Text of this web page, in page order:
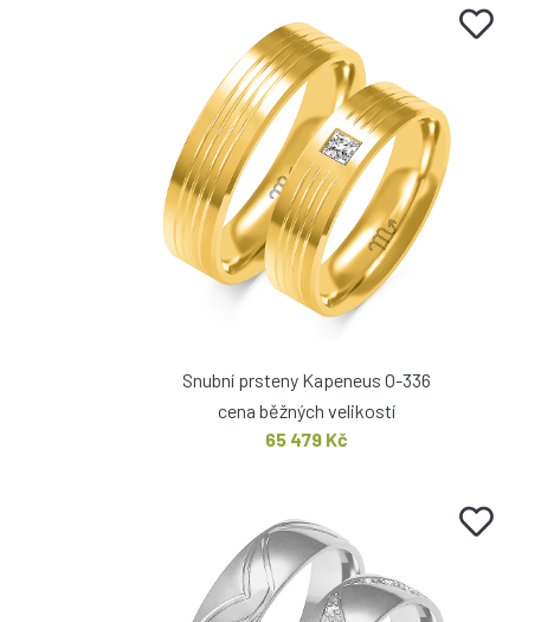
Snubní prsteny Kapeneus O-336
cena běžných velikostí
65 479 Kč